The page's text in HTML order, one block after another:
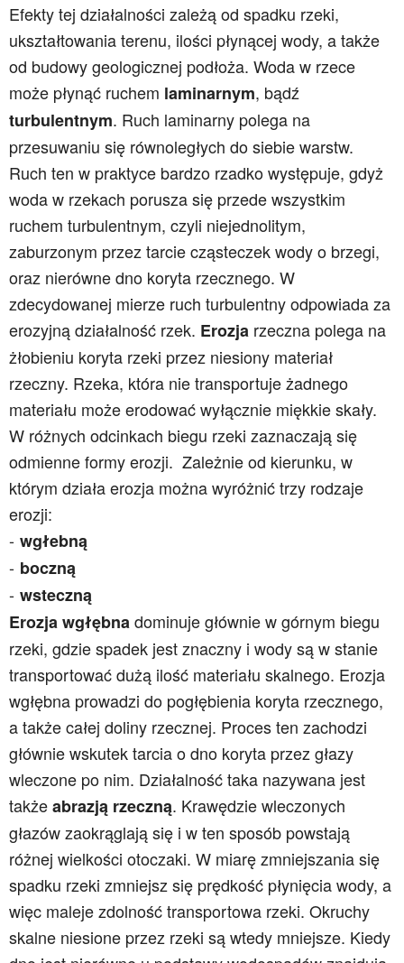
Efekty tej działalności zależą od spadku rzeki,
ukształtowania terenu, ilości płynącej wody, a także
od budowy geologicznej podłoża. Woda w rzece
może płynąć ruchem laminarnym, bądź
turbulentnym. Ruch laminarny polega na
przesuwaniu się równoległych do siebie warstw.
Ruch ten w praktyce bardzo rzadko występuje, gdyż
woda w rzekach porusza się przede wszystkim
ruchem turbulentnym, czyli niejednolitym,
zaburzonym przez tarcie cząsteczek wody o brzegi,
oraz nierówne dno koryta rzecznego. W
zdecydowanej mierze ruch turbulentny odpowiada za
erozyjną działalność rzek. Erozja rzeczna polega na
żłobieniu koryta rzeki przez niesiony materiał
rzeczny. Rzeka, która nie transportuje żadnego
materiału może erodować wyłącznie miękkie skały.
W różnych odcinkach biegu rzeki zaznaczają się
odmienne formy erozji. Zależnie od kierunku, w
którym działa erozja można wyróżnić trzy rodzaje
erozji:
wgłebną
boczną
wsteczną
Erozja wgłębnadominuje głównie w górnym biegu
rzeki, gdzie spadek jest znaczny i wody są w stanie
transportować dużą ilość materiału skalnego. Erozja
wgłębna prowadzi do pogłębienia koryta rzecznego,
a także całej doliny rzecznej. Proces ten zachodzi
głównie wskutek tarcia o dno koryta przez głazy
wleczone po nim. Działalność taka nazywana jest
takżeabrazją rzeczną. Krawędzie wleczonych
głazów zaokrąglają się i w ten sposób powstają
różnej wielkości otoczaki. W miarę zmniejszania się
spadku rzeki zmniejsz się prędkość płynięcia wody, a
więc maleje zdolność transportowa rzeki. Okruchy
skalne niesione przez rzeki są wtedy mniejsze. Kiedy